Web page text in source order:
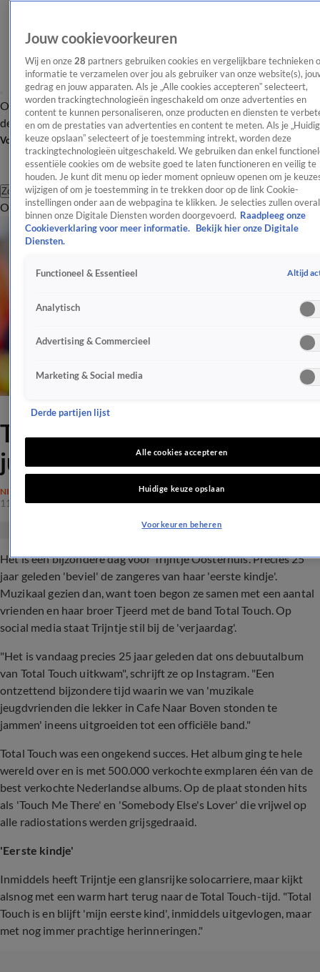
OverzichtAfleveringen Entertainment TV Algemeen
Tip
de redactieNieuwsbrief
Volg Shownieuws
Zoeken
OverzichtEntertainmentSpraakmakendRealityCrimeVideo's
Trijntje Oosterhuis viert
jubileum van Total Touch
NIEUWS
11 mei 2021, 17:24
Het is een bijzondere dag voor Trijntje Oosterhuis. Precies 25
jaar geleden 'beviel' de zangeres van haar 'eerste kindje'.
Muzikaal gezien dan, want toen begon ze samen met een aantal
vrienden en haar broer Tjeerd met de band Total Touch. Op
social media staat Trijntje stil bij de 'verjaardag'.
"Het is vandaag precies 25 jaar geleden dat ons debuutalbum
van Total Touch uitkwam", schrijft ze op Instagram. "Een
ontzettend bijzondere tijd waarin we van 'muzikale
jeugdvrienden die lekker in Cafe Naar Boven stonden te
jammen' ineens uitgroeiden tot een officiële band."
Total Touch was een ongekend succes. Het album ging te hele
wereld over en is met 500.000 verkochte exmplaren één van de
best verkochte Nederlandse albums. Op de plaat stonden hits
als 'Touch Me There' en 'Somebody Else's Lover' die vrijwel op
alle radiostations werden grijsgedraaid.
'Eerste kindje'
Inmiddels heeft Trijntje een glansrijke solocarriere, maar kijkt
alsnog met een warm hart terug naar de Total Touch-tijd. "Total
Touch is en blijft 'mijn eerste kind', inmiddels uitgevlogen, maar
met nog immer prachtige herinneringen."
Jouw cookievoorkeuren
Wij en onze 28 partners gebruiken cookies en vergelijkbare technieken
informatie te verzamelen over jou als gebruiker van onze website(s),
gedrag en jouw apparaten. Als je „Alle cookies accepteren” selecteert,
worden trackingtechnologieën ingeschakeld om onze advertenties en
content te kunnen personaliseren, onze producten en diensten te
en om de prestaties van advertenties en content te meten. Als je
keuze opslaan” selecteert of je toestemming intrekt, worden deze
trackingtechnologieën uitgeschakeld. We gebruiken dan enkel
essentiële cookies om de website goed te laten functioneren en veilig te
houden. Je kunt dit menu op ieder moment opnieuw openen om je
wijzigen of om je toestemming in te trekken door op de link Cookie-
instellingen onder aan de webpagina te klikken. Je selecties zullen overal
binnen onze Digitale Diensten worden doorgevoerd. Raadpleeg onze
Cookieverklaring voor meer informatie.
Bekijk hier onze Digitale
Diensten.
Functioneel & Essentieel Altijd
Analytisch
Advertising & Commercieel
Marketing & Social media
Derde partijen lijst
Alle cookies accepteren
Huidige keuze opslaan
Voorkeuren beheren